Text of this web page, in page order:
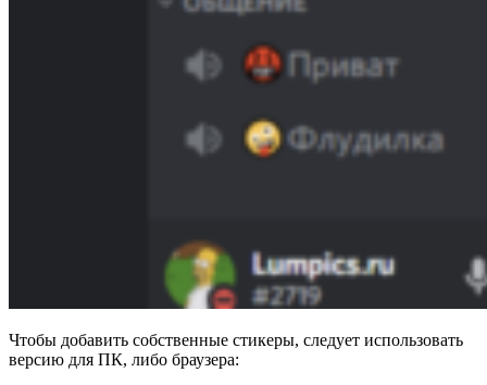
Чтобы добавить собственные стикеры, следует использовать
версию для ПК, либо браузера: